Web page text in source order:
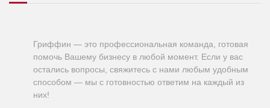
Гриффин — это профессиональная команда, готовая
помочь Вашему бизнесу в любой момент. Если у вас
остались вопросы, свяжитесь с нами любым удобным
способом — мы с готовностью ответим на каждый из
них!